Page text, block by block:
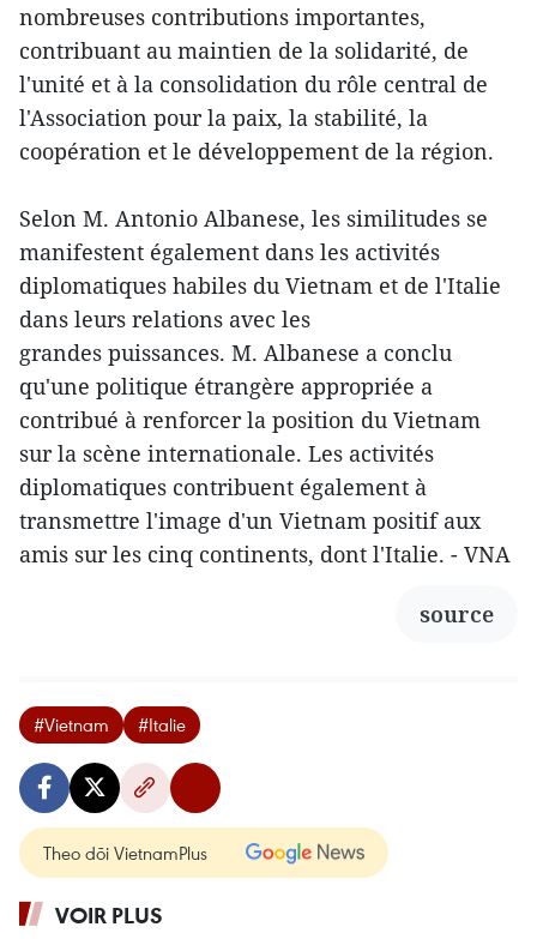
nombreuses contributions importantes,
contribuant au maintien de la solidarité, de
l'unité et à la consolidation du rôle central de
l'Association pour la paix, la stabilité, la
coopération et le développement de la région.
Selon M. Antonio Albanese, les similitudes se
manifestent également dans les activités
diplomatiques habiles du Vietnam et de l'Italie
dans leurs relations avec les
grandes puissances. M. Albanese a conclu
qu'une politique étrangère appropriée a
contribué à renforcer la position du Vietnam
sur la scène internationale. Les activités
diplomatiques contribuent également à
transmettre l'image d'un Vietnam positif aux
amis sur les cinq continents, dont l'Italie. - VNA
source
#Vietnam #Italie
Theo dõi VietnamPlus
VOIR PLUS